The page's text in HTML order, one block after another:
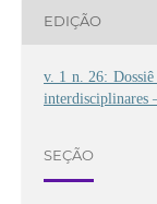
EDIÇÃO
v. 1 n. 26: Dossiê
interdisciplinares
SEÇÃO